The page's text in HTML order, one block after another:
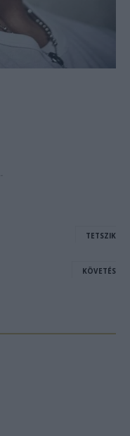
TETSZIK
KÖVETÉS